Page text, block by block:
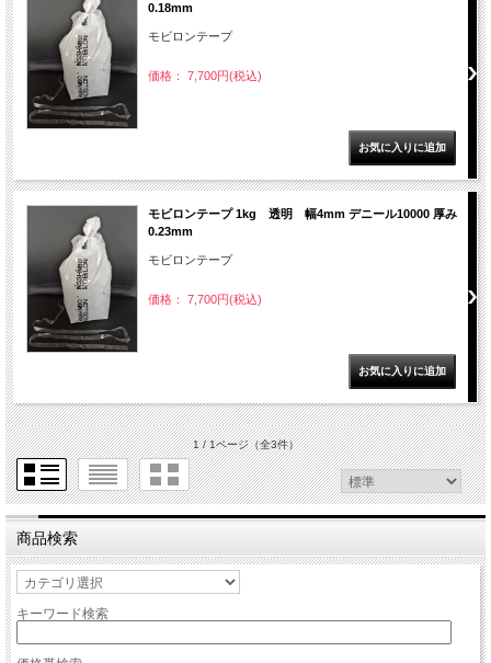
0.18mm
モビロンテープ
価格： 7,700円(税込)
モビロンテープ 1kg 透明 幅4mm デニール10000 厚み
0.23mm
モビロンテープ
価格： 7,700円(税込)
1 / 1ページ（全3件）
商品検索
キーワード検索